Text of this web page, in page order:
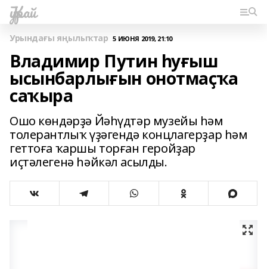
Ҡурай
Урындағы яңылыҡтар 5 ИЮНЯ 2019, 21:10
Владимир Путин һуғыш
ысынбарлығын онотмаҫҡа
саҡыра
Ошо көндәрҙә Йәһүдтәр музейы һәм
толерантлыҡ үҙәгендә концлагерҙар һәм
геттоға ҡаршы торған геройҙар
иҫтәлегенә һәйкәл асылды.